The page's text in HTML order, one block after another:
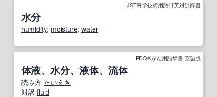
JST科学技術用語日英対訳辞書
水分
humidity; moisture; water
PDQ®がん用語辞書 英語版
体液、水分、液体、流体
読み方 たいえき
対訳 fluid